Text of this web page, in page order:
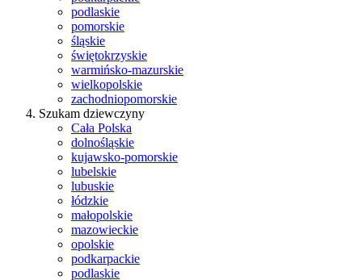
podlaskie
pomorskie
śląskie
świętokrzyskie
warmińsko-mazurskie
wielkopolskie
zachodniopomorskie
Szukam dziewczyny
Cała Polska
dolnośląskie
kujawsko-pomorskie
lubelskie
lubuskie
łódzkie
małopolskie
mazowieckie
opolskie
podkarpackie
podlaskie